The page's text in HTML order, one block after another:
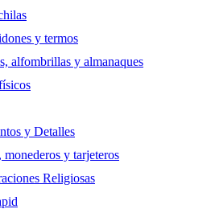
y termos
alfombrillas y almanaques
y Detalles
monederos y tarjeteros
Religiosas